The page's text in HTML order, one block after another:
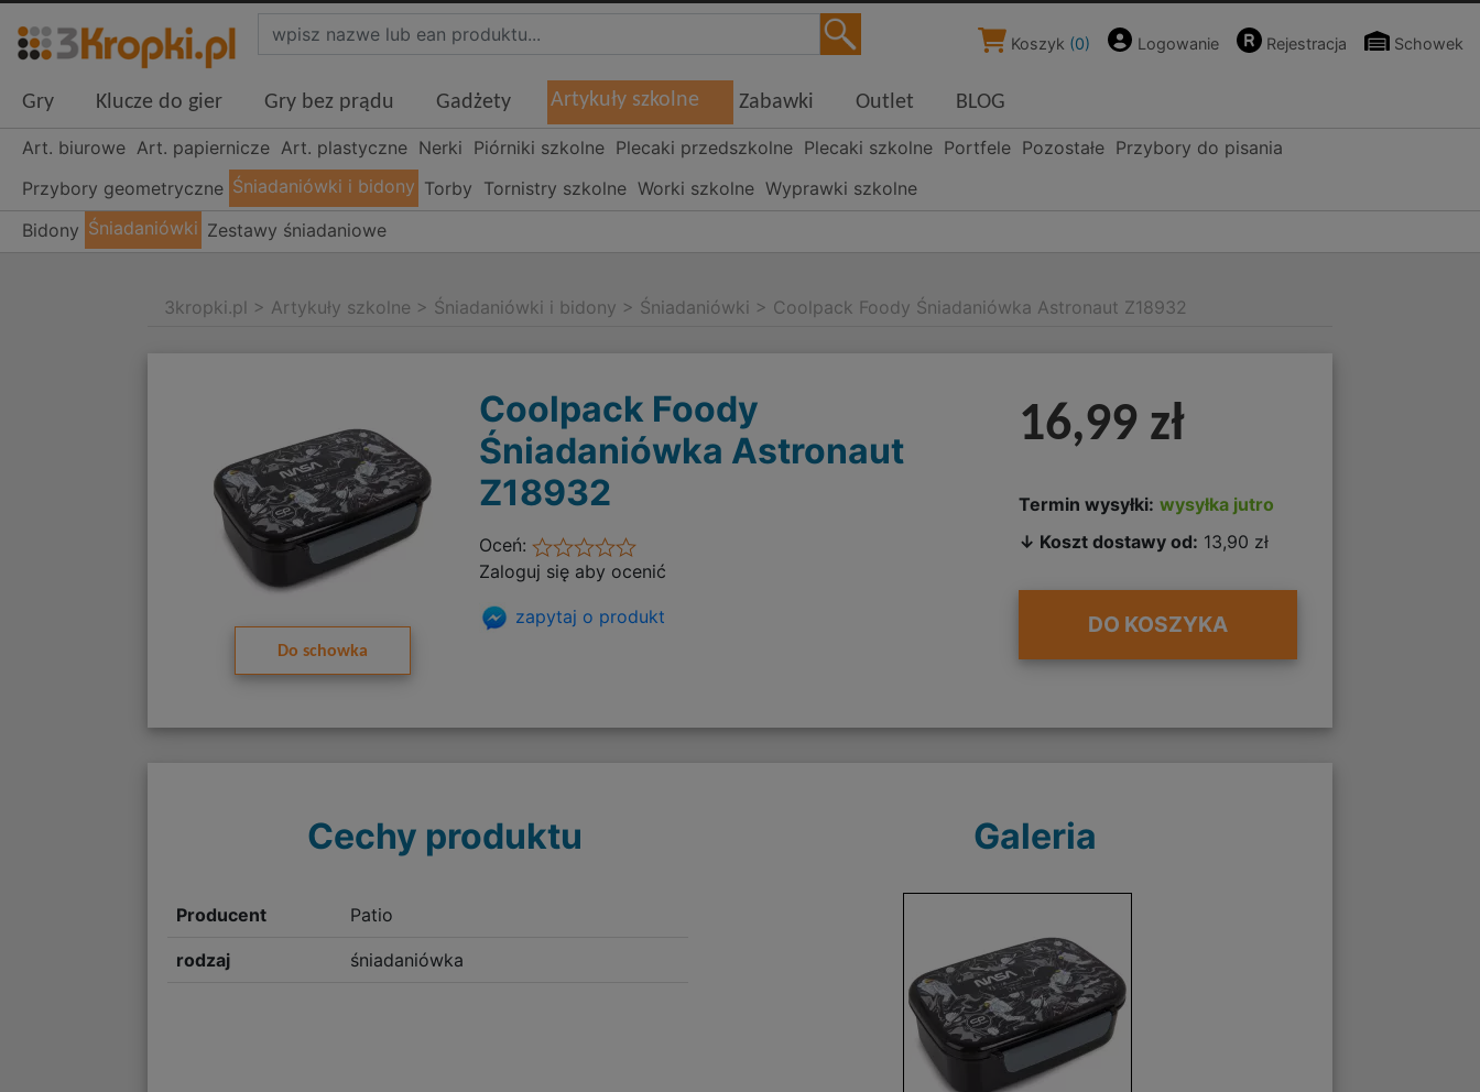
Koszyk (0) Logowanie Rejestracja Schowek
Gry Klucze do gier Gry bez prądu Gadżety Artykuły szkolne Zabawki Outlet BLOG
Art. biurowe Art. papiernicze Art. plastyczne Nerki Piórniki szkolne Plecaki przedszkolne Plecaki szkolne Portfele Pozostałe Przybory do pisania
Przybory geometryczne Śniadaniówki i bidony Torby Tornistry szkolne Worki szkolne Wyprawki szkolne
Bidony Śniadaniówki Zestawy śniadaniowe
3kropki.pl > Artykuły szkolne > Śniadaniówki i bidony > Śniadaniówki > Coolpack Foody Śniadaniówka Astronaut Z18932
Do schowka
Coolpack Foody
Śniadaniówka Astronaut
Z18932
Oceń:
Zaloguj się aby ocenić
zapytaj o produkt
16,99 zł
Termin wysyłki: wysyłka jutro
↓ Koszt dostawy od: 13,90 zł
DO KOSZYKA
Cechy produktu
Producent Patio
rodzaj śniadaniówka
Galeria